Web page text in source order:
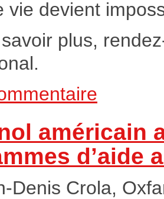
vie devient
plus,
américain
d’aide
Denis Crola,